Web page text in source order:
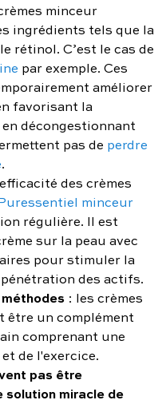
minceur
ingrédients tels que la
rétinol. C’est le cas de
par exemple. Ces
améliorer
favorisant la
décongestionnant
pas de perdre
.
des crèmes
minceur
régulière. Il est
sur la peau avec
pour stimuler la
des actifs.
: les crèmes
être un complément
comprenant une
de l'exercice.
pas être
solution miracle de